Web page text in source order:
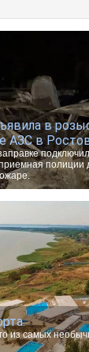
в
АЗС в
полиции
из самых